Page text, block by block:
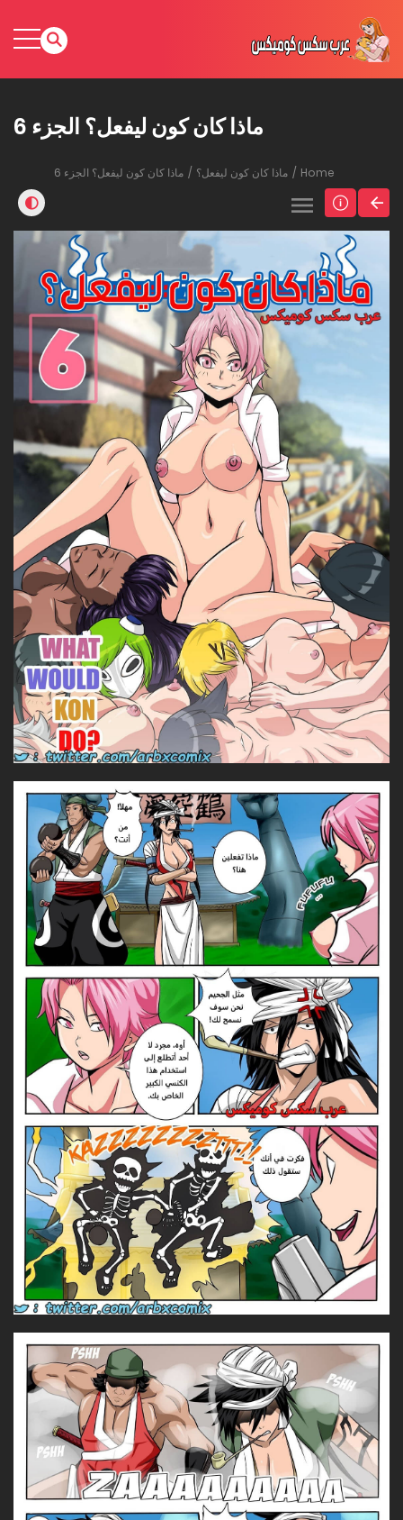
ماذا كان كون ليفعل؟ الجزء 6
Home ماذا كان كون ليفعل؟ ماذا كان كون ليفعل؟ الجزء 6